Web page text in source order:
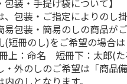
包装・手提げ袋について】
包装・ご指定によりのし掛
包装・簡易のしの商品がご
(短冊のし)をご希望の場
：命名 短冊下：太郎(た
外のしのご希望は「商品
のしとなります。